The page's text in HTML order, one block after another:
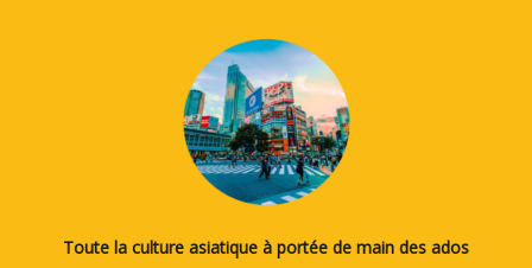
Toute la culture asiatique à portée de main des ados